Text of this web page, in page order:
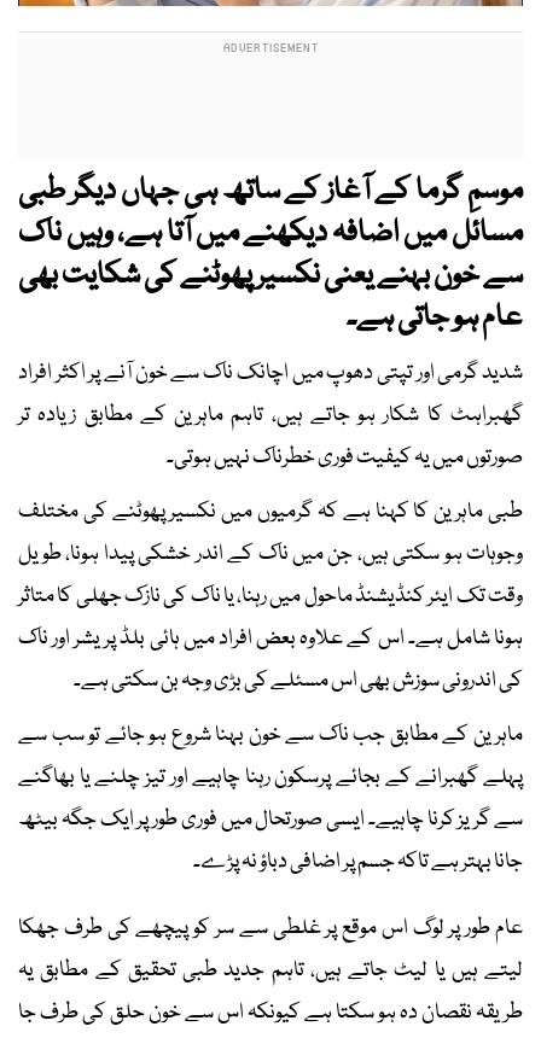
موسمِ گرما کے آغاز کے ساتھ ہی جہاں دیگر طبی
مسائل میں اضافہ دیکھنے میں آتا ہے، وہیں ناک
سے خون بہنے یعنی نکسیر پھوٹنے کی شکایت بھی
عام ہو جاتی ہے۔
شدید گرمی اور تپتی دھوپ میں اچانک ناک سے خون آنے پر اکثر افراد
گھبراہٹ کا شکار ہو جاتے ہیں، تاہم ماہرین کے مطابق زیادہ تر
صورتوں میں یہ کیفیت فوری خطرناک نہیں ہوتی۔
طبی ماہرین کا کہنا ہے کہ گرمیوں میں نکسیر پھوٹنے کی مختلف
وجوہات ہو سکتی ہیں، جن میں ناک کے اندر خشکی پیدا ہونا، طویل
وقت تک ایئر کنڈیشنڈ ماحول میں رہنا، یا ناک کی نازک جھلی کا متاثر
ہونا شامل ہے۔ اس کے علاوہ بعض افراد میں ہائی بلڈ پریشر اور ناک
کی اندرونی سوزش بھی اس مسئلے کی بڑی وجہ بن سکتی ہے۔
ماہرین کے مطابق جب ناک سے خون بہنا شروع ہو جائے تو سب سے
پہلے گھبرانے کے بجائے پرسکون رہنا چاہیے اور تیز چلنے یا بھاگنے
سے گریز کرنا چاہیے۔ ایسی صورتحال میں فوری طور پر ایک جگہ بیٹھ
جانا بہتر ہے تاکہ جسم پر اضافی دباؤ نہ پڑے۔
عام طور پر لوگ اس موقع پر غلطی سے سر کو پیچھے کی طرف جھکا
لیتے ہیں یا لیٹ جاتے ہیں، تاہم جدید طبی تحقیق کے مطابق یہ
طریقہ نقصان دہ ہو سکتا ہے کیونکہ اس سے خون حلق کی طرف جا